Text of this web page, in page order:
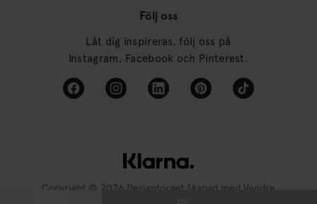
Följ oss
Låt dig inspireras, följ oss på
Instagram, Facebook och Pinterest.
Copyright © 2026 Designtorget Skapad med Vendre